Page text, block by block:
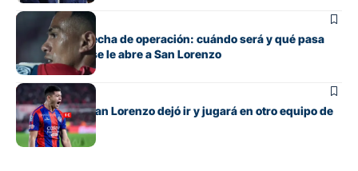
Fútbol
Barrios tiene fecha de operación: cuándo será y qué pasa
con cupo que se le abre a San Lorenzo
Fútbol
El lateral que San Lorenzo dejó ir y jugará en otro equipo de
Primera